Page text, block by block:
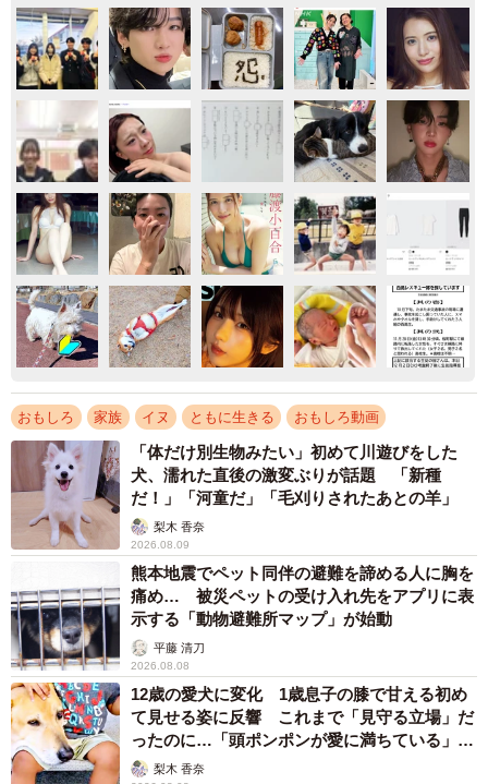
おもしろ 家族 イヌ ともに生きる おもしろ動画
「体だけ別生物みたい」初めて川遊びをした
犬、濡れた直後の激変ぶりが話題 「新種
だ！」「河童だ」「毛刈りされたあとの羊」
梨木 香奈
2026.08.09
熊本地震でペット同伴の避難を諦める人に胸を
痛め… 被災ペットの受け入れ先をアプリに表
示する「動物避難所マップ」が始動
平藤 清刀
2026.08.08
12歳の愛犬に変化 1歳息子の膝で甘える初め
て見せる姿に反響 これまで「見守る立場」だ
ったのに…「頭ポンポンが愛に満ちている」
「尊…」
梨木 香奈